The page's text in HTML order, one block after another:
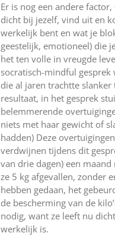
Er is nog een andere
dicht bij jezelf, vind uit en
werkelijk bent en wat je
geestelijk, emotioneel) die
het ten volle in vreugde
socratisch-mindful gesprek
die al jaren trachtte
resultaat, in het gesprek
belemmerende
niets met haar gewicht of
hadden) Deze
verdwijnen tijdens dit
van drie dagen) een maand
ze 5 kg afgevallen, zonder
hebben gedaan, het
de bescherming van de
nodig, want ze leeft nu
werkelijk is.